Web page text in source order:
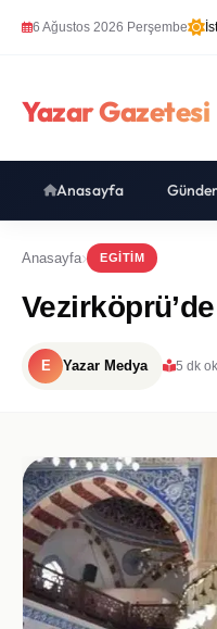
6 Ağustos 2026 Perşembe
Yazar Gazetesi
Anasayfa
Anasayfa EGITIM
E Yazar Medya 5 dk